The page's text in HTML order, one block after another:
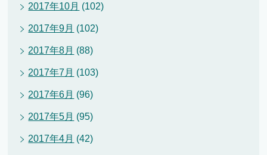
2017年10月 (102)
2017年9月 (102)
2017年8月 (88)
2017年7月 (103)
2017年6月 (96)
2017年5月 (95)
2017年4月 (42)